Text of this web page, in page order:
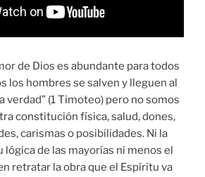
de Dios es abundante para todos
los hombres se salven y lleguen al
verdad” (1 Timoteo) pero no somos
constitución física, salud, dones,
carismas o posibilidades. Ni la
lógica de las mayorías ni menos el
retratar la obra que el Espíritu va